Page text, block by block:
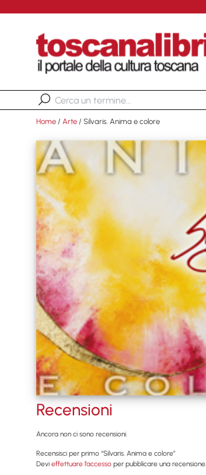
Home / Arte / Silvaris. Anima e colore
Recensioni
Ancora non ci sono recensioni.
Recensisci per primo “Silvaris. Anima e colore”
Devi effettuare l’accesso per pubblicare una recensione.